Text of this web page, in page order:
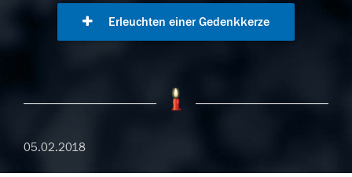
Erleuchten einer Gedenkkerze
05.02.2018